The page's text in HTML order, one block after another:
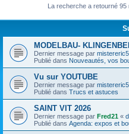
La recherche a retourné 95
MODELBAU-
Dernier message par
Publié dans Nouveautés, vos
Vu sur YOUTUBE
Dernier message par
Publié dans Trucs et astuces
SAINT VIT 2026
Dernier message par Fred21 «
Publié dans Agenda: expos et